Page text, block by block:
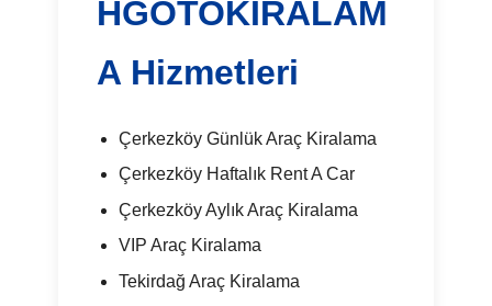
HGOTOKIRALAM
A Hizmetleri
Çerkezköy Günlük Araç Kiralama
Çerkezköy Haftalık Rent A Car
Çerkezköy Aylık Araç Kiralama
VIP Araç Kiralama
Tekirdağ Araç Kiralama